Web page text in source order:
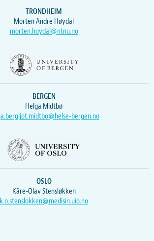
TRONDHEIM
Morten Andre Høydal
morten.hoydal@ntnu.no
BERGEN
Helga Midtbø
bergen.no
OSLO
Kåre-Olav Stensløkken
k.o.stenslokken@medisin.uio.no